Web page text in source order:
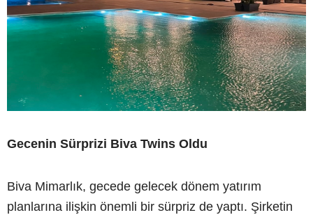
Gecenin Sürprizi Biva Twins Oldu
Biva Mimarlık, gecede gelecek dönem yatırım
planlarına ilişkin önemli bir sürpriz de yaptı. Şirketin